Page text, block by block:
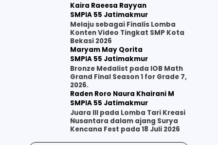
Kaira Raeesa Rayyan
SMPIA 55 Jatimakmur
Melaju sebagai Finalis Lomba
Konten Video Tingkat SMP Kota
Bekasi 2026
Maryam May Qorita
SMPIA 55 Jatimakmur
Bronze Medalist pada IOB Math
Grand Final Season 1 for Grade 7,
2026.
Raden Roro Naura Khairani M
SMPIA 55 Jatimakmur
Juara III pada Lomba Tari Kreasi
Nusantara dalam ajang Surya
Kencana Fest pada 18 Juli 2026